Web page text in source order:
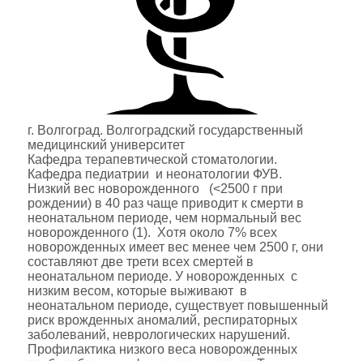
г. Волгоград. Волгоградский государственный
медицинский университет
Кафедра терапевтической стоматологии.
Кафедра педиатрии и неонатологии ФУВ.
Низкий вес новорожденного (<2500 г при
рождении) в 40 раз чаще приводит к смерти в
неонатальном периоде, чем нормальный вес
новорожденного (1). Хотя около 7% всех
новорожденных имеет вес менее чем 2500 г, они
составляют две трети всех смертей в
неонатальном периоде. У новорожденных с
низким весом, которые выживают в
неонатальном периоде, существует повышенный
риск врожденных аномалий, респираторных
заболеваний, неврологических нарушений.
Профилактика низкого веса новорожденных